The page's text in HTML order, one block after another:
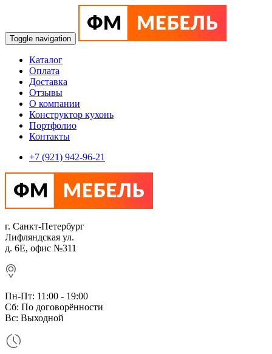
Toggle navigation
Каталог
Оплата
Доставка
Отзывы
О компании
Конструктор кухонь
Портфолио
Контакты
+7 (921) 942-96-21
г. Санкт-Петербург
Лифляндская ул.
д. 6Е, офис №311
Пн-Пт: 11:00 - 19:00
Сб: По договорённости
Вс: Выходной